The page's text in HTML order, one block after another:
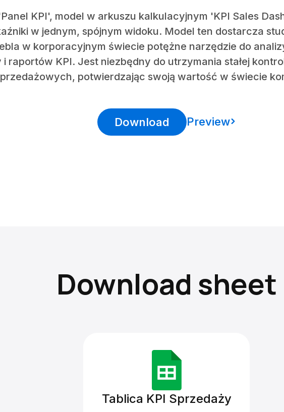
KPI', model w arkuszu kalkulacyjnym 'KPI Sales
w jednym, spójnym widoku. Model ten dostarcza
w korporacyjnym świecie potężne narzędzie do
raportów KPI. Jest niezbędny do utrzymania stałej
potwierdzając swoją wartość w świecie
Download Preview
Download sheet
Tablica KPI Sprzedaży